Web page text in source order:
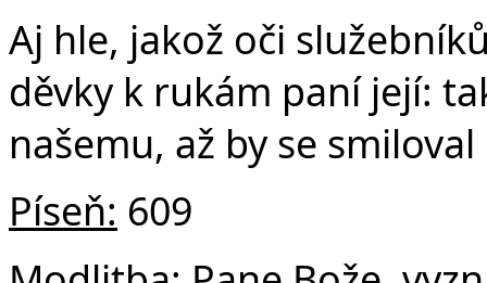
Aj hle, jakož oči
děvky k rukám paní její:
našemu, až by se
Píseň: 609